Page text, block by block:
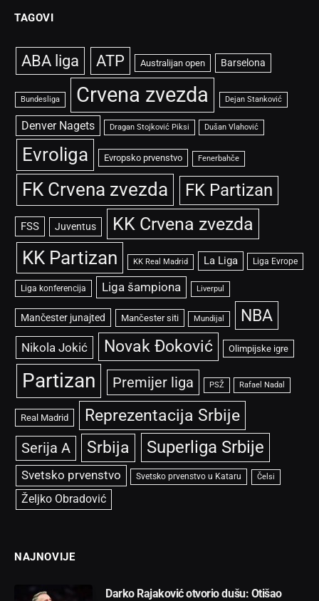
TAGOVI
ABA liga ATP Australijan open Barselona
Bundesliga Crvena zvezda Dejan Stanković
Denver Nagets Dragan Stojković Piksi Dušan Vlahović
Evroliga Evropsko prvenstvo Fenerbahče
FK Crvena zvezda FK Partizan
FSS Juventus KK Crvena zvezda
KK Partizan KK Real Madrid La Liga Liga Evrope
Liga konferencija Liga šampiona Liverpul
Mančester junajted Mančester siti Mundijal NBA
Nikola Jokić Novak Đoković Olimpijske igre
Partizan Premijer liga PSŽ Rafael Nadal
Real Madrid Reprezentacija Srbije
Serija A Srbija Superliga Srbije
Svetsko prvenstvo Svetsko prvenstvo u Kataru Čelsi
Željko Obradović
NAJNOVIJE
Darko Rajaković otvorio dušu: Otišao